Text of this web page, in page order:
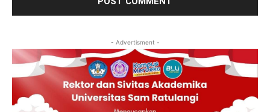
- Advertisment -